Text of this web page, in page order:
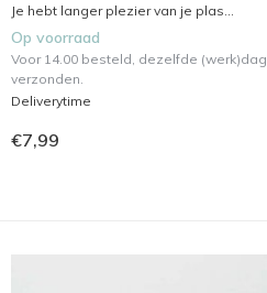
Je hebt langer plezier van je plas...
Op voorraad
Voor 14.00 besteld, dezelfde (werk)dag
verzonden.
Deliverytime
€7,99